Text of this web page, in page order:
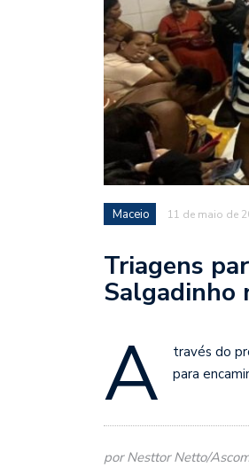
Maceio 11 de maio de
Triagens
Salgadinho
A
través do
para
por Nesttor Netto/